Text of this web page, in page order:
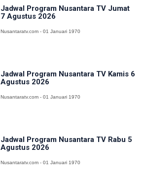
Jadwal Program Nusantara TV Jumat
7 Agustus 2026
Nusantaratv.com - 01 Januari 1970
Jadwal Program Nusantara TV Kamis 6
Agustus 2026
Nusantaratv.com - 01 Januari 1970
Jadwal Program Nusantara TV Rabu 5
Agustus 2026
Nusantaratv.com - 01 Januari 1970